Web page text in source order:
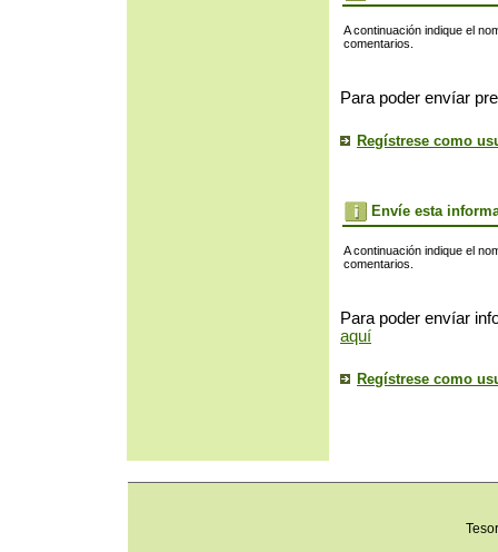
A continuación indique el
comentarios.
Para poder envíar
Regístrese como
Envíe esta
A continuación indique el
comentarios.
Para poder envíar
aquí
Regístrese como